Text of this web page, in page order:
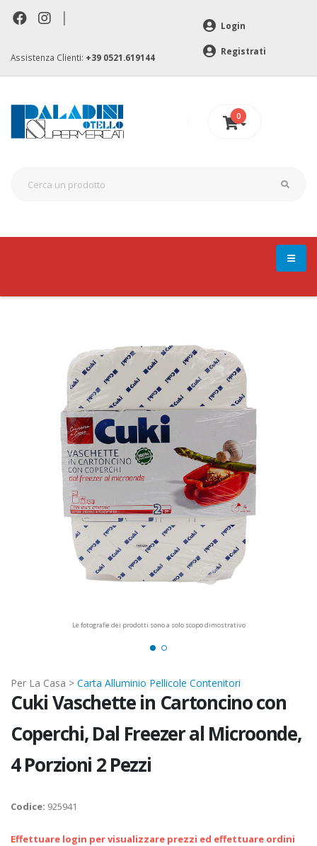
|
Assistenza Clienti: +39 0521.619144
Login
Registrati
0
Le fotografie dei prodotti sono a solo scopo dimostrativo
Per La Casa > Carta Alluminio Pellicole Contenitori
Cuki Vaschette in Cartoncino con
Coperchi, Dal Freezer al Microonde,
4 Porzioni 2 Pezzi
Codice: 925941
Effettuare login per visualizzare prezzi ed effettuare ordini